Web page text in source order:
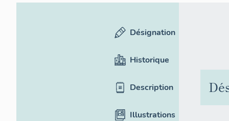
Désignation
Historique
Description
Illustrations